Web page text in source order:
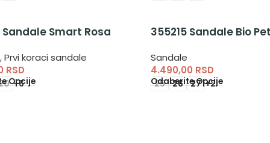
Sandale Smart Rosa
,Prvi koraci sandale
RSD
Opcije
+6
355215 Sandale Bio
Sandale
4.490,00 RSD
Odaberite Opcije
25 26 27 +2